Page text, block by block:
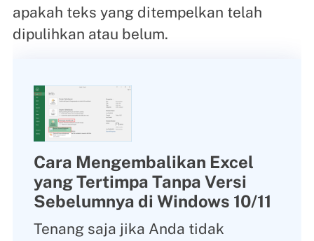
apakah teks yang ditempelkan telah
dipulihkan atau belum.
Cara Mengembalikan Excel
yang Tertimpa Tanpa Versi
Sebelumnya di Windows 10/11
Tenang saja jika Anda tidak